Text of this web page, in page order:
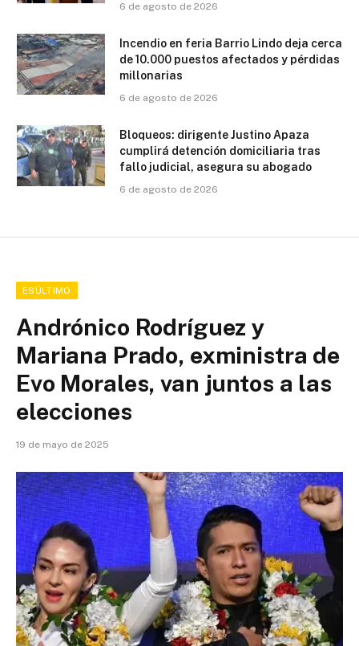
6 de agosto de 2026
Incendio en feria Barrio Lindo deja cerca
de 10.000 puestos afectados y pérdidas
millonarias
6 de agosto de 2026
Bloqueos: dirigente Justino Apaza
cumplirá detención domiciliaria tras
fallo judicial, asegura su abogado
6 de agosto de 2026
ESÚLTIMO
Andrónico Rodríguez y
Mariana Prado, exministra de
Evo Morales, van juntos a las
elecciones
19 de mayo de 2025